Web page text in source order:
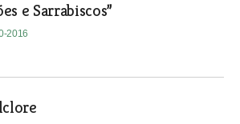
e Sarrabiscos”
2016